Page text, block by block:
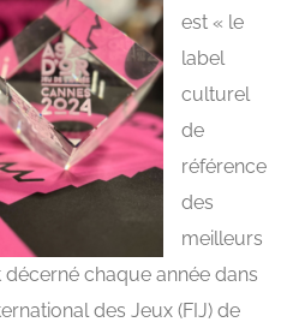
est « le
label
culturel
de
référence
des
meilleurs
décerné chaque année dans
des Jeux (FIJ) de